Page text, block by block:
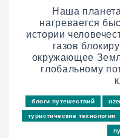
Наша
нагревается
истории
газов
окружающее
глобальному
блоги путешествий
туристические технологии